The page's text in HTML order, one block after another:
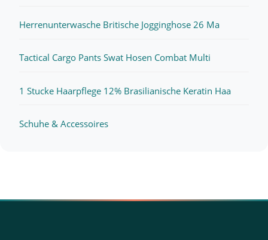
Herrenunterwasche Britische Jogginghose 26 Ma
Tactical Cargo Pants Swat Hosen Combat Multi
1 Stucke Haarpflege 12% Brasilianische Keratin Haa
Schuhe & Accessoires